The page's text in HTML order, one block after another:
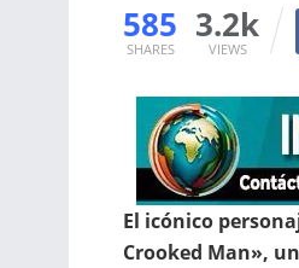
585
SHARES
3.2k
VIEWS
El icónico
Crooked Man»,